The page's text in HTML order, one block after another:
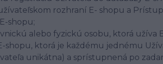
rozhraní E- shopu a
shopu;
alebo fyzickú osobu, ktorá užíva
shopu, ktorá je každému jednému
unikátna) a sprístupnená po